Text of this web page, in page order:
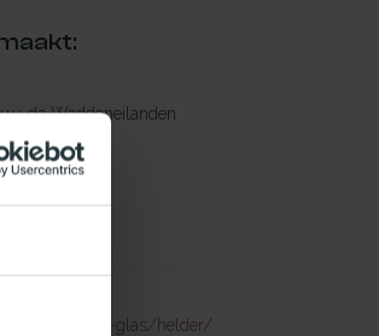
de Waddeneilanden
type-glas/helder/